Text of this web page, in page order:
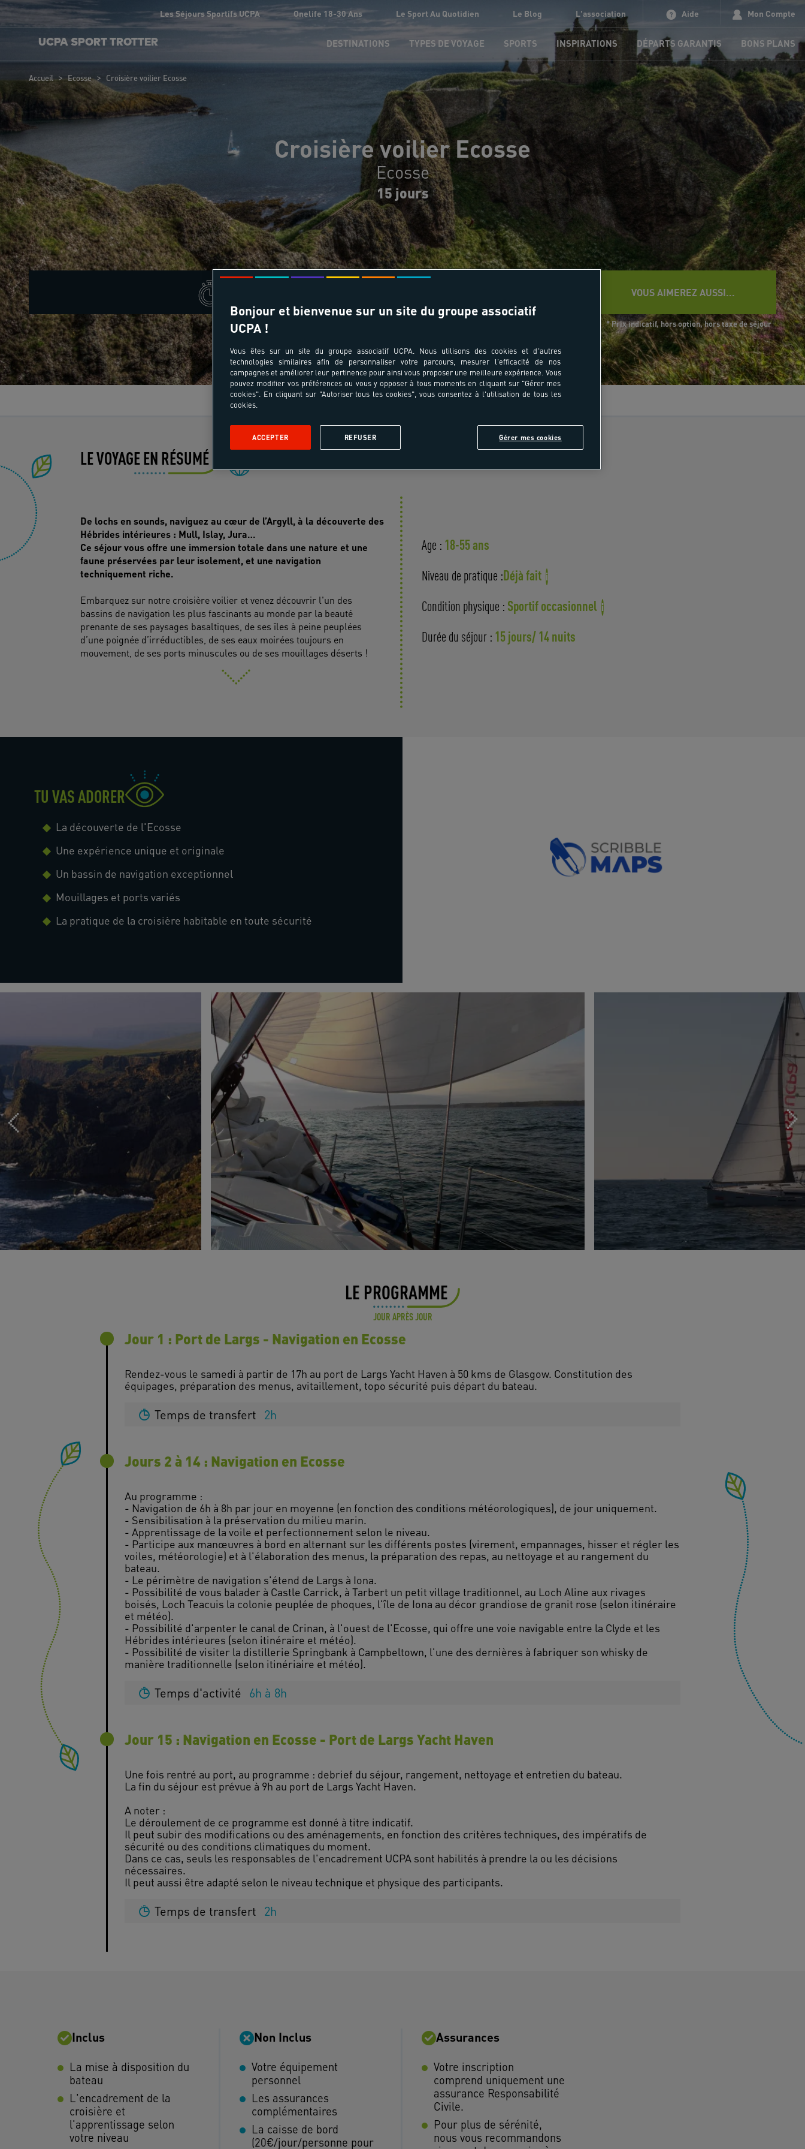
Les Séjours Sportifs UCPA Onelife 18-30 Ans Le Sport Au Quotidien Le Blog L'association Aide Mon Compte
UCPA SPORT TROTTER DESTINATIONS TYPES DE VOYAGE SPORTS INSPIRATIONS DÉPARTS GARANTIS BONS PLANS
Accueil > Ecosse > Croisière voilier Ecosse
Croisière voilier Ecosse
Ecosse
15 jours
VOUS AIMEREZ AUSSI...
* Prix indicatif, hors option, hors taxe de séjour
Le voyage En images Jour après jour Infos pratiques Avis
LE VOYAGE EN RÉSUMÉ
De lochs en sounds, naviguez au cœur de l’Argyll, à la découverte des
Hébrides intérieures : Mull, Islay, Jura…
Ce séjour vous offre une immersion totale dans une nature et une
faune préservées par leur isolement, et une navigation
techniquement riche.
Embarquez sur notre croisière voilier et venez découvrir l'un des
bassins de navigation les plus fascinants au monde par la beauté
prenante de ses paysages basaltiques, de ses îles à peine peuplées
d’une poignée d’irréductibles, de ses eaux moirées toujours en
mouvement, de ses ports minuscules ou de ses mouillages déserts !
Age : 18-55 ans
Niveau de pratique :Déjà fait i
Condition physique : Sportif occasionnel i
Durée du séjour : 15 jours/ 14 nuits
TU VAS ADORER
La découverte de l'Ecosse
Une expérience unique et originale
Un bassin de navigation exceptionnel
Mouillages et ports variés
La pratique de la croisière habitable en toute sécurité
LE PROGRAMME
JOUR APRÈS JOUR
Jour 1 : Port de Largs - Navigation en Ecosse
Rendez-vous le samedi à partir de 17h au port de Largs Yacht Haven à 50 kms de Glasgow. Constitution des
Temps de transfert 2h
Jours 2 à 14 : Navigation en Ecosse
Au programme :
- Navigation de 6h à 8h par jour en moyenne (en fonction des conditions météorologiques), de jour uniquement.
- Sensibilisation à la préservation du milieu marin.
- Apprentissage de la voile et perfectionnement selon le niveau.
- Participe aux manœuvres à bord en alternant sur les différents postes (virement, empannages, hisser et régler les
voiles, météorologie) et à l'élaboration des menus, la préparation des repas, au nettoyage et au rangement du
bateau.
- Le périmètre de navigation s'étend de Largs à Iona.
- Possibilité de vous balader à Castle Carrick, à Tarbert un petit village traditionnel, au Loch Aline aux rivages
boisés, Loch Teacuis la colonie peuplée de phoques, l'île de Iona au décor grandiose de granit rose (selon itinéraire
et météo).
- Possibilité d'arpenter le canal de Crinan, à l'ouest de l'Ecosse, qui offre une voie navigable entre la Clyde et les
Hébrides intérieures (selon itinéraire et météo).
- Possibilité de visiter la distillerie Springbank à Campbeltown, l'une des dernières à fabriquer son whisky de
Temps d'activité 6h à 8h
Jour 15 : Navigation en Ecosse - Port de Largs Yacht Haven
Une fois rentré au port, au programme : debrief du séjour, rangement, nettoyage et entretien du bateau.
La fin du séjour est prévue à 9h au port de Largs Yacht Haven.
A noter :
Le déroulement de ce programme est donné à titre indicatif.
Il peut subir des modifications ou des aménagements, en fonction des critères techniques, des impératifs de
sécurité ou des conditions climatiques du moment.
Dans ce cas, seuls les responsables de l'encadrement UCPA sont habilités à prendre la ou les décisions
nécessaires.
Temps de transfert 2h
Inclus
La mise à disposition du
bateau
L'encadrement de la
croisière et
l'apprentissage selon
votre niveau
Non Inclus
Votre équipement
personnel
Les assurances
complémentaires
La caisse de bord
(20€/jour/personne pour
Assurances
Votre inscription
comprend uniquement une
assurance Responsabilité
Civile.
Pour plus de sérénité,
nous vous recommandons
Bonjour et bienvenue sur un site du groupe associatif
UCPA !
Vous êtes sur un site du groupe associatif UCPA. Nous utilisons des cookies et d'autres
technologies similaires afin de personnaliser votre parcours, mesurer l'efficacité de nos
campagnes et améliorer leur pertinence pour ainsi vous proposer une meilleure expérience. Vous
pouvez modifier vos préférences ou vous y opposer à tous moments en cliquant sur "Gérer mes
cookies". En cliquant sur "Autoriser tous les cookies", vous consentez à l'utilisation de tous les
cookies.
Gérer mes cookies
REFUSER
ACCEPTER